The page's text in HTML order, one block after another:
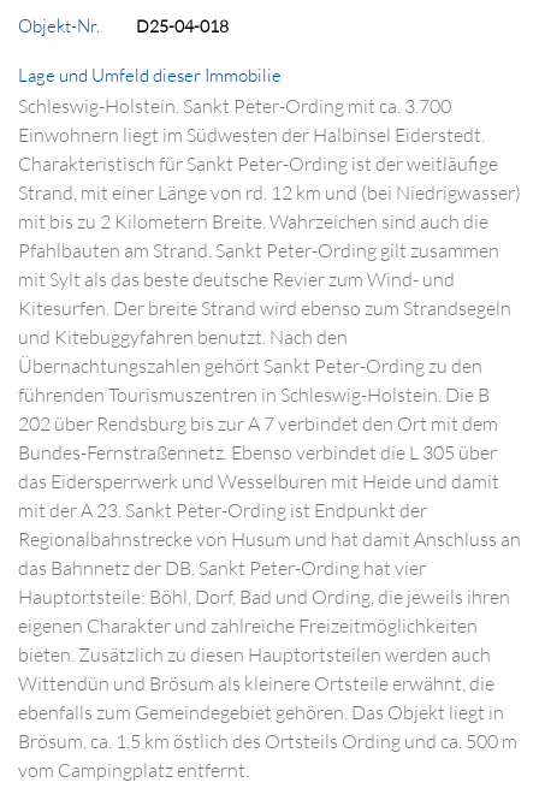
Objekt-Nr. D25-04-018
Lage und Umfeld dieser Immobilie
Schleswig-Holstein. Sankt Peter-Ording mit ca. 3.700
Einwohnern liegt im Südwesten der Halbinsel Eiderstedt.
Charakteristisch für Sankt Peter-Ording ist der weitläufige
Strand, mit einer Länge von rd. 12 km und (bei Niedrigwasser)
mit bis zu 2 Kilometern Breite. Wahrzeichen sind auch die
Pfahlbauten am Strand. Sankt Peter-Ording gilt zusammen
mit Sylt als das beste deutsche Revier zum Wind- und
Kitesurfen. Der breite Strand wird ebenso zum Strandsegeln
und Kitebuggyfahren benutzt. Nach den
Übernachtungszahlen gehört Sankt Peter-Ording zu den
führenden Tourismuszentren in Schleswig-Holstein. Die B
202 über Rendsburg bis zur A 7 verbindet den Ort mit dem
Bundes-Fernstraßennetz. Ebenso verbindet die L 305 über
das Eidersperrwerk und Wesselburen mit Heide und damit
mit der A 23. Sankt Peter-Ording ist Endpunkt der
Regionalbahnstrecke von Husum und hat damit Anschluss an
das Bahnnetz der DB. Sankt Peter-Ording hat vier
Hauptortsteile: Böhl, Dorf, Bad und Ording, die jeweils ihren
eigenen Charakter und zahlreiche Freizeitmöglichkeiten
bieten. Zusätzlich zu diesen Hauptortsteilen werden auch
Wittendün und Brösum als kleinere Ortsteile erwähnt, die
ebenfalls zum Gemeindegebiet gehören. Das Objekt liegt in
Brösum, ca. 1,5 km östlich des Ortsteils Ording und ca. 500 m
vom Campingplatz entfernt.